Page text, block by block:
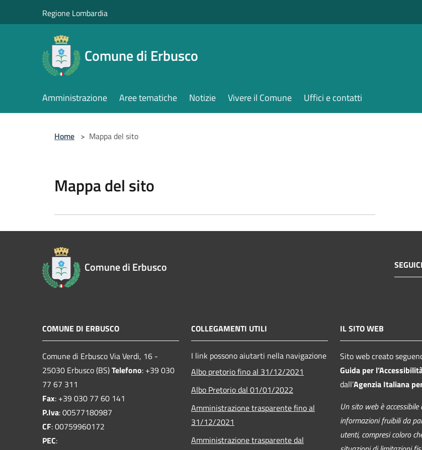
Regione Lombardia
Comune di Erbusco
Amministrazione Aree tematiche Notizie Vivere il Comune Uffici e contatti
Home > Mappa del sito
Mappa del sito
Comune di Erbusco
COMUNE DI ERBUSCO
Comune di Erbusco Via Verdi, 16 -
25030 Erbusco (BS)Telefono: +39 030
77 67 311
Fax: +39 030 77 60 141
P.Iva: 00577180987
CF: 00759960172
PEC:
COLLEGAMENTI UTILI
I link possono aiutarti nella navigazione
Albo pretorio fino al 31/12/2021
Albo Pretorio dal 01/01/2022
Amministrazione trasparente fino al
31/12/2021
Amministrazione trasparente dal
IL SITO WEB
Sito web creato
Guida per
dall’Agenzia Italiana
Un sito web è
informazioni fruibili da
utenti, compresi coloro